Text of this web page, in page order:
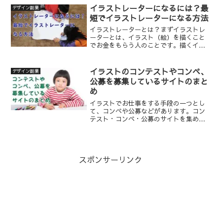
いました。新しい方法に気づいてから
は、名前...
デザイン副業
イラストレーターになるには？最
短でイラストレーターになる方法
イラストレーターとは？まずイラストレ
ーターとは、イラスト（絵）を描くこと
でお金をもらう人のことです。描くイラ
たり、はたまたグラフィックデザイナー
と言われたりします。人に...
デザイン副業
イラストのコンテストやコンペ、
公募を募集しているサイトのまと
め
イラストでお仕事をする手段の一つとし
て、コンペや公募などがあります。コン
テスト・コンペ・公募のサイトを集めて
スポンサーリンク